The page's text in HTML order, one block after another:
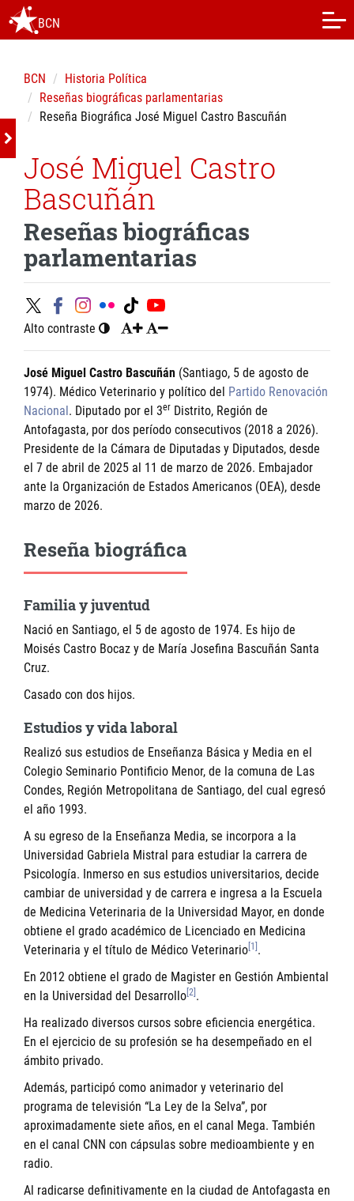
BCN
BCN
Historia Política
Reseñas biográficas parlamentarias
Reseña Biográfica José Miguel Castro Bascuñán
José Miguel Castro
Bascuñán
Reseñas biográficas
parlamentarias
Alto contraste
José Miguel Castro Bascuñán (Santiago, 5 de agosto de
1974). Médico Veterinario y político del Partido Renovación
Nacional . Diputado por el 3er Distrito, Región de
Antofagasta, por dos período consecutivos (2018 a 2026).
Presidente de la Cámara de Diputadas y Diputados, desde
el 7 de abril de 2025 al 11 de marzo de 2026. Embajador
ante la Organización de Estados Americanos (OEA), desde
marzo de 2026.
Reseña biográfica
Familia y juventud
Nació en Santiago, el 5 de agosto de 1974. Es hijo de
Moisés Castro Bocaz y de María Josefina Bascuñán Santa
Cruz.
Casado con dos hijos.
Estudios y vida laboral
Realizó sus estudios de Enseñanza Básica y Media en el
Colegio Seminario Pontificio Menor, de la comuna de Las
Condes, Región Metropolitana de Santiago, del cual egresó
el año 1993.
A su egreso de la Enseñanza Media, se incorpora a la
Universidad Gabriela Mistral para estudiar la carrera de
Psicología. Inmerso en sus estudios universitarios, decide
cambiar de universidad y de carrera e ingresa a la Escuela
de Medicina Veterinaria de la Universidad Mayor, en donde
obtiene el grado académico de Licenciado en Medicina
Veterinaria y el título de Médico Veterinario [1] .
En 2012 obtiene el grado de Magister en Gestión Ambiental
en la Universidad del Desarrollo [2] .
Ha realizado diversos cursos sobre eficiencia energética.
En el ejercicio de su profesión se ha desempeñado en el
ámbito privado.
Además, participó como animador y veterinario del
programa de televisión “La Ley de la Selva”, por
aproximadamente siete años, en el canal Mega. También
en el canal CNN con cápsulas sobre medioambiente y en
radio.
Al radicarse definitivamente en la ciudad de Antofagasta en